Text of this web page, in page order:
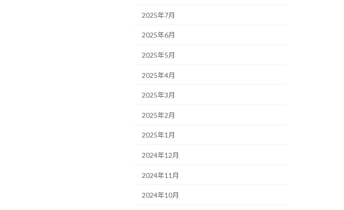
2025年7月
2025年6月
2025年5月
2025年4月
2025年3月
2025年2月
2025年1月
2024年12月
2024年11月
2024年10月